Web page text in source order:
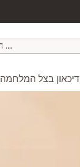
דיכאון בצל המלחמה